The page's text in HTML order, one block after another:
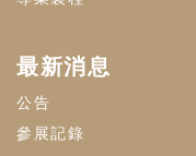
最新消息
公告
參展記錄